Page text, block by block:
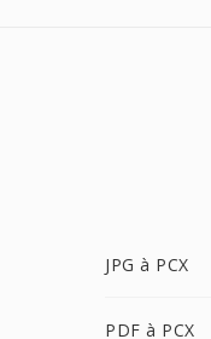
JPG à PCX
PDF à PCX